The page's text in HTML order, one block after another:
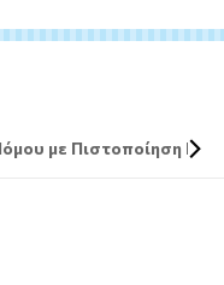
με Πιστοποίηση DIN